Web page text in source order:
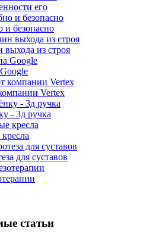
его
и безопасно
из строя
Vertex
- 3д ручка
для суставов
статьи